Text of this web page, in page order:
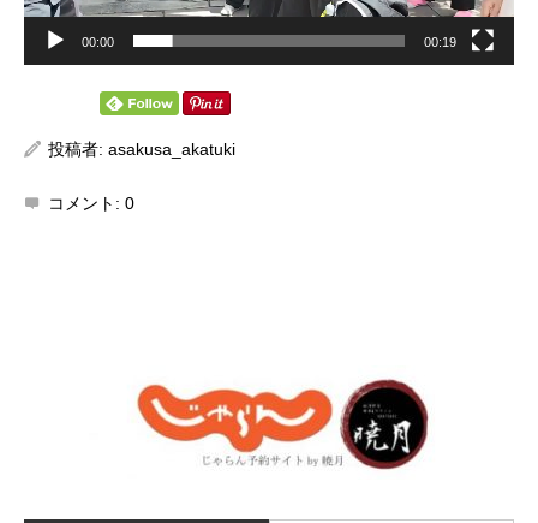
00:00 00:19
投稿者: asakusa_akatuki
コメント: 0